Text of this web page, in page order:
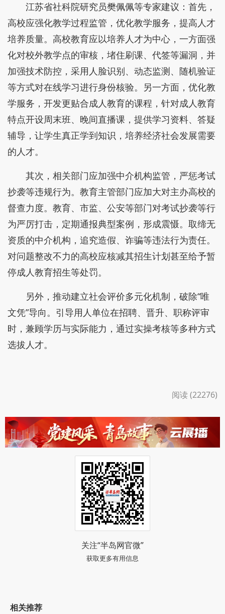
江苏省社科院研究员樊佩佩等专家建议：首先，
高校应强化教学过程监管，优化教学服务，提高人才
培养质量。高校教育应以培养人才为中心，一方面强
化对校外教学点的审核，堵住刷课、代签等漏洞，并
加强技术防控，采用人脸识别、动态监测、随机验证
等方式对在线学习进行身份核验。另一方面，优化教
学服务，开发更贴合成人教育的课程，针对成人教育
特点开设周末班、晚间直播课，提供学习资料、答疑
辅导，让学生真正学到知识，培养经济社会发展需要
的人才。
其次，相关部门应加强中介机构监管，严惩考试
抄袭等违规行为。教育主管部门应加大对主办高校的
督查力度。教育、市监、公安等部门对考试抄袭等行
为严厉打击，定期通报典型案例，形成震慑。取缔无
资质的中介机构，追究造假、诈骗等违法行为责任。
对问题整改不力的高校应核减其招生计划甚至给予暂
停成人教育招生等处罚。
另外，推动建立社会评价多元化机制，破除“唯
文凭”导向。引导用人单位在招聘、晋升、职称评审
时，兼顾学历与实际能力，通过实操考核等多种方式
选拔人才。
阅读 (22276)
关注“半岛网官微”
获取更多有用信息
相关推荐